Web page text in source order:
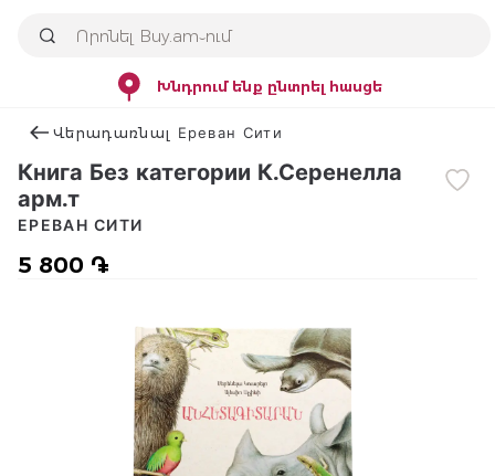
Խնդրում ենք ընտրել հասցե
Վերադառնալ Ереван Сити
Книга Без категории К.Серенелла
арм.т
5 800 ֏
ЕРЕВАН СИТИ